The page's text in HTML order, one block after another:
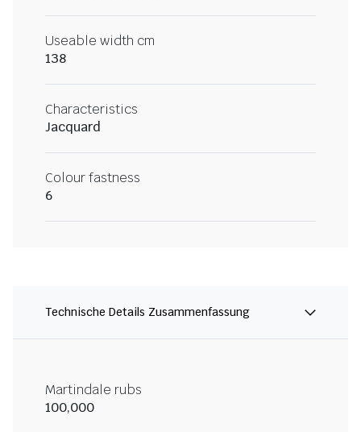
Useable width cm
138
Characteristics
Jacquard
Colour fastness
6
Technische Details Zusammenfassung
Martindale rubs
100,000